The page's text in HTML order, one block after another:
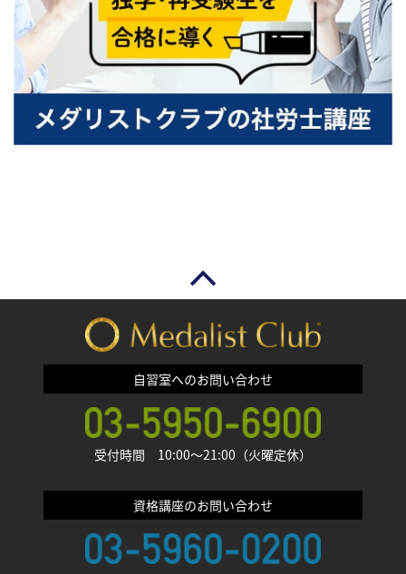
自習室へのお問い合わせ
受付時間 10:00〜21:00（火曜定休）
資格講座のお問い合わせ